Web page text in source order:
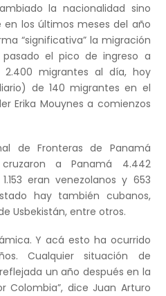
la nacionalidad sino
en los últimos meses del año
“significativa” la migración
pasado el pico de ingreso a
migrantes al día, hoy
de 140 migrantes en el
Erika Mouynes a comienzos
de Fronteras de Panamá
a Panamá 4.442
eran venezolanos y 653
hay también cubanos,
Usbekistán, entre otros.
Y acá esto ha ocurrido
Cualquier situación de
un año después en la
Colombia”, dice Juan Arturo